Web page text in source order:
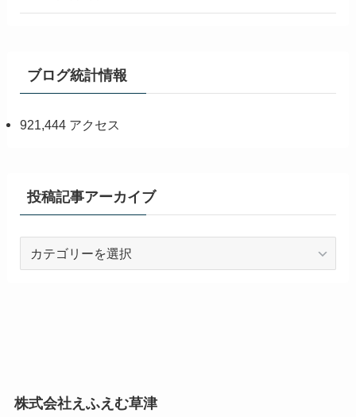
ブログ統計情報
921,444 アクセス
投稿記事アーカイブ
ブ
株式会社えふえむ草津